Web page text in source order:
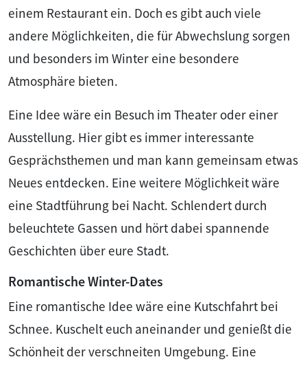
einem Restaurant ein. Doch es gibt auch viele
andere Möglichkeiten, die für Abwechslung sorgen
und besonders im Winter eine besondere
Atmosphäre bieten.
Eine Idee wäre ein Besuch im Theater oder einer
Ausstellung. Hier gibt es immer interessante
Gesprächsthemen und man kann gemeinsam etwas
Neues entdecken. Eine weitere Möglichkeit wäre
eine Stadtführung bei Nacht. Schlendert durch
beleuchtete Gassen und hört dabei spannende
Geschichten über eure Stadt.
Romantische Winter-Dates
Eine romantische Idee wäre eine Kutschfahrt bei
Schnee. Kuschelt euch aneinander und genießt die
Schönheit der verschneiten Umgebung. Eine